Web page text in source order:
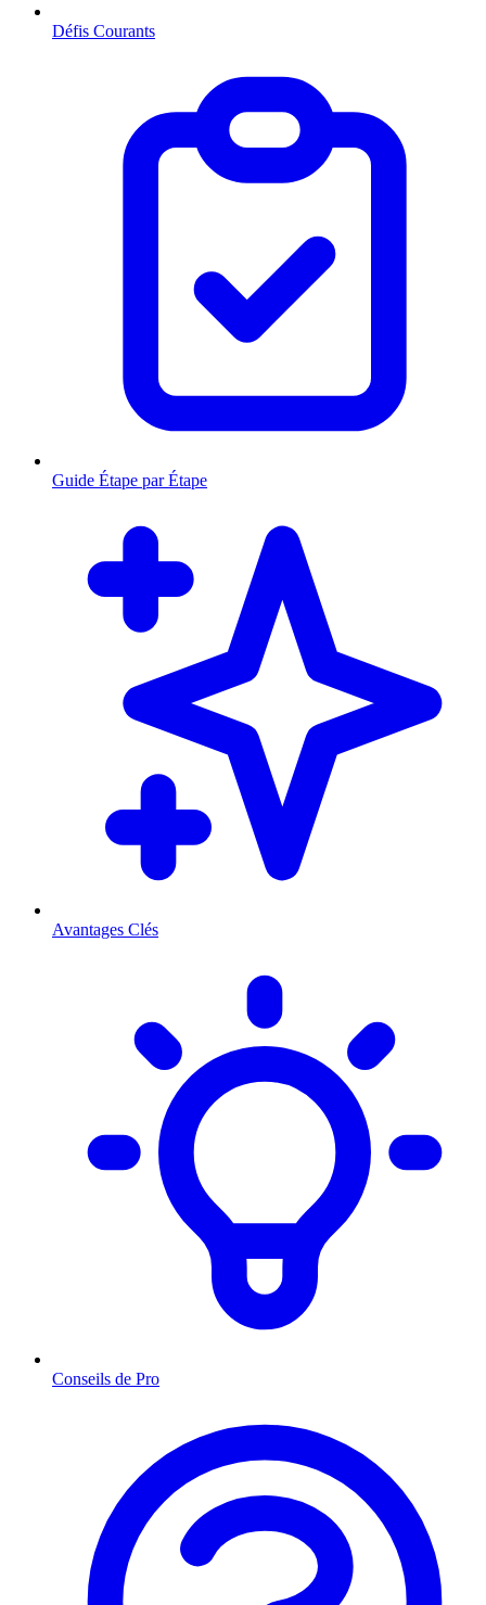
Défis Courants
Guide Étape par Étape
Avantages Clés
Conseils de Pro